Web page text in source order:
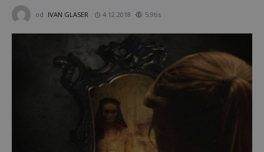
od IVAN GLASER 4.12.2018 5.9tis